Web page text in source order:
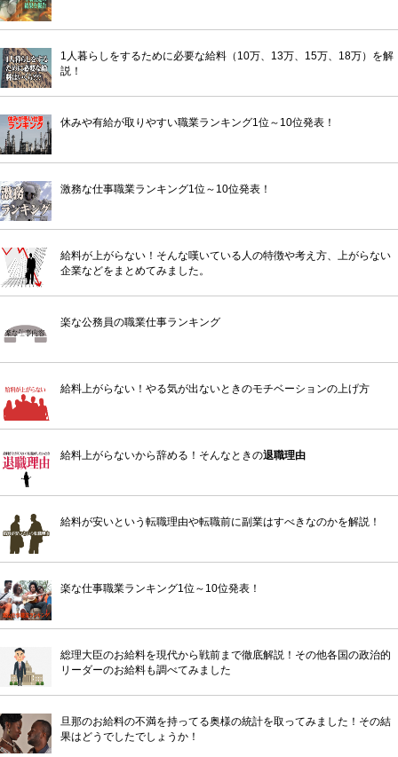
1人暮らしをするために必要な給料（10万、13万、15万、18万）を解
説！
休みや有給が取りやすい職業ランキング1位～10位発表！
激務な仕事職業ランキング1位～10位発表！
給料が上がらない！そんな嘆いている人の特徴や考え方、上がらない
企業などをまとめてみました。
楽な公務員の職業仕事ランキング
給料上がらない！やる気が出ないときのモチベーションの上げ方
給料上がらないから辞める！そんなときの退職理由
給料が安いという転職理由や転職前に副業はすべきなのかを解説！
楽な仕事職業ランキング1位～10位発表！
総理大臣のお給料を現代から戦前まで徹底解説！その他各国の政治的
リーダーのお給料も調べてみました
旦那のお給料の不満を持ってる奥様の統計を取ってみました！その結
果はどうでしたでしょうか！